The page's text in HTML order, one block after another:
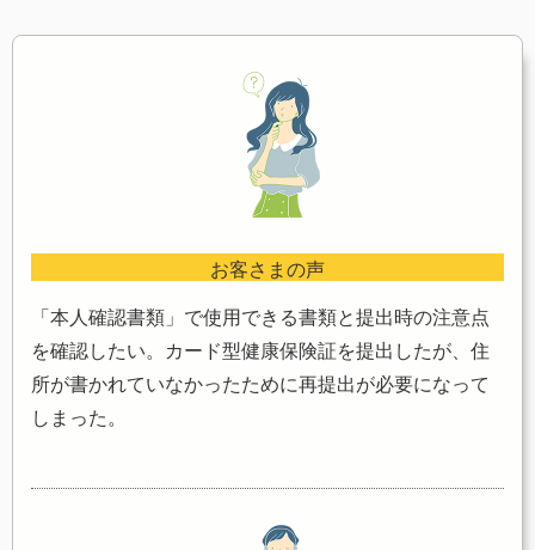
お客さまの声
「本人確認書類」で使用できる書類と提出時の注意点
を確認したい。カード型健康保険証を提出したが、住
所が書かれていなかったために再提出が必要になって
しまった。